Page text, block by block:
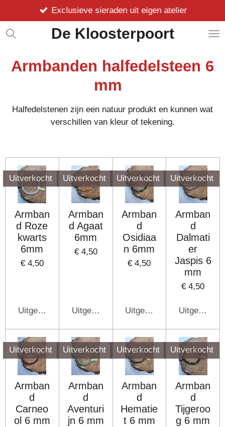
direct
naar
hoofdinhoud
De Kloosterpoort
Exclusieve sieraden uit eigen atelier
Armbanden halfedelsteen 6
mm
Halfedelstenen zijn een natuur produkt en kunnen wat
verschillen van kleur of tekening.
Uitverkocht
Armban
d Roze
kwarts
6mm
€ 4,50
Uitgeschakeld
Uitverkocht
Armban
d Agaat
6mm
€ 4,50
Uitgeschakeld
Uitverkocht
Armban
d
Osidiaa
n 6mm
€ 4,50
Uitgeschakeld
Uitverkocht
Armban
d
Dalmati
er
Jaspis 6
mm
€ 4,50
Uitverkocht
Armban
d
Carneo
ol 6 mm
Uitverkocht
Armban
d
Aventuri
jn 6 mm
Uitverkocht
Armban
d
Hematie
t 6 mm
Uitverkocht
Armban
d
Tijgeroo
g 6 mm